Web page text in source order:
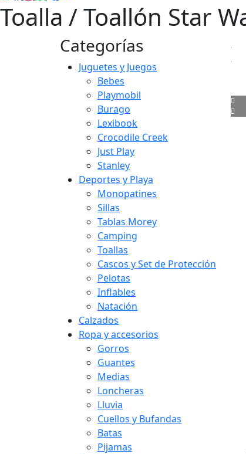
Toalla / Toallón Star
Categorías
Juguetes y Juegos
Bebes
Playmobil
Burago
Lexibook
Crocodile Creek
Just Play
Stanley
Deportes y Playa
Monopatines
Sillas
Tablas Morey
Camping
Toallas
Cascos y Set de Protección
Pelotas
Inflables
Natación
Calzados
Ropa y accesorios
Gorros
Guantes
Medias
Loncheras
Lluvia
Cuellos y Bufandas
Batas
Pijamas